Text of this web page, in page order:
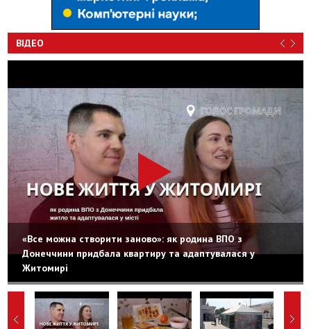
ВІДЕО
«Все можна створити заново»: як родина ВПО з
Донеччини придбала квартиру та адаптувалася у
Житомирі